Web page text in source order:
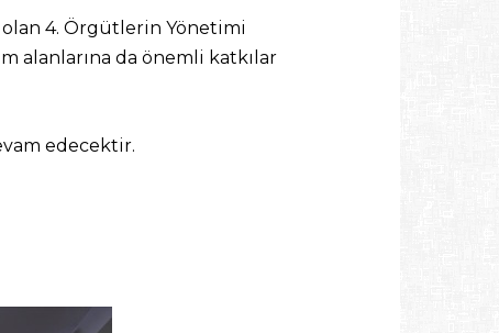
olan 4. Örgütlerin Yönetimi
alanlarına da önemli katkılar
edecektir.